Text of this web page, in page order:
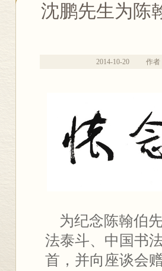
沈鹏先生为陈
2014-10-20 作者
为纪念陈翰伯
法泰斗、中国书
首，并向座谈会